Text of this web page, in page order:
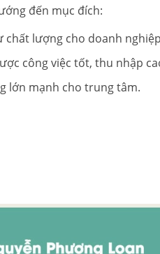
đến mục đích:
chất lượng cho doanh
công việc tốt, thu nhập
lớn mạnh cho trung tâm.